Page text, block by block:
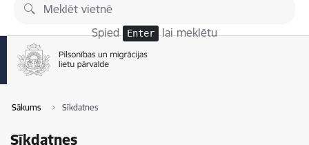
Pāriet uz lapas saturu
Spied Enter lai meklētu
Sākums Sīkdatnes
Sīkdatnes